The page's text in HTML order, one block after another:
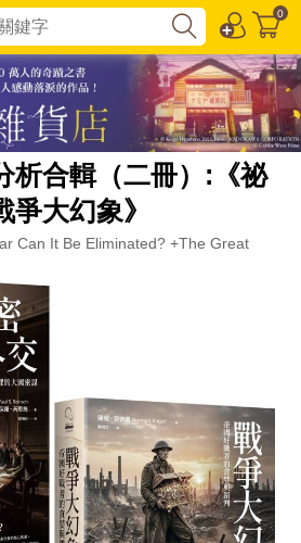
0
析合輯（二冊）:《祕
大幻象》
Can It Be Eliminated? +The Great